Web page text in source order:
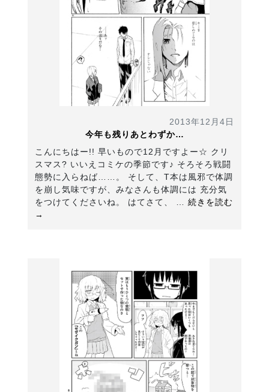
2013年12月4日
今年も残りあとわずか…
こんにちはー!! 早いもので12月ですよー☆ クリ
スマス? いいえコミケの季節です♪ そろそろ戦闘
態勢に入らねば……。 そして、T本は風邪で体調
を崩し気味ですが、みなさんも体調には 充分気
をつけてくださいね。 はてさて、 … 続きを読む
→